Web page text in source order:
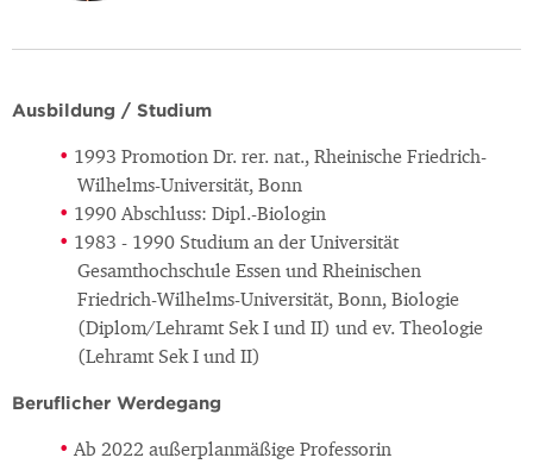
Ausbildung / Studium
1993 Promotion Dr. rer. nat., Rheinische Friedrich-
Wilhelms-Universität, Bonn
1990 Abschluss: Dipl.-Biologin
1983 - 1990 Studium an der Universität
Gesamthochschule Essen und Rheinischen
Friedrich-Wilhelms-Universität, Bonn, Biologie
(Diplom/Lehramt Sek I und II) und ev. Theologie
(Lehramt Sek I und II)
Beruflicher Werdegang
Ab 2022 außerplanmäßige Professorin